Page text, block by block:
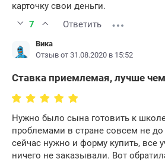
карточку свои деньги.
7
Ответить
Вика
Отзыв от 31.08.2020 в 15:52
Ставка приемлемая, лучше
Нужно было сына готовить к
проблемами в стране совсем не
сейчас нужно и форму купить, все
ничего не заказывали. Вот